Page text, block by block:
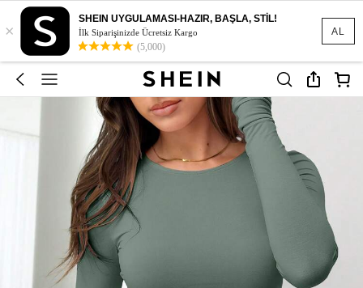
AL
×
SHEIN UYGULAMASI-HAZIR, BAŞLA, STİL!
İlk Siparişinizde Ücretsiz Kargo
(5,000)